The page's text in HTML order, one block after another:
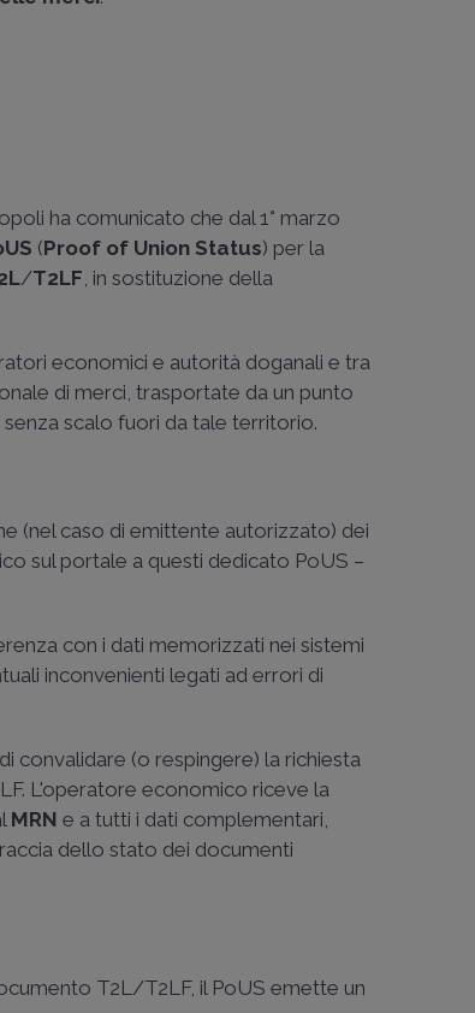
ha comunicato che dal 1° marzo
(Proof of Union Status) per la
/T2LF, in sostituzione della
economici e autorità doganali e tra
di merci, trasportate da un punto
scalo fuori da tale territorio.
(nel caso di emittente autorizzato) dei
sul portale a questi dedicato PoUS –
con i dati memorizzati nei sistemi
inconvenienti legati ad errori di
convalidare (o respingere) la richiesta
L'operatore economico riceve la
MRN e a tutti i dati complementari,
dello stato dei documenti
T2L/T2LF, il PoUS emette un